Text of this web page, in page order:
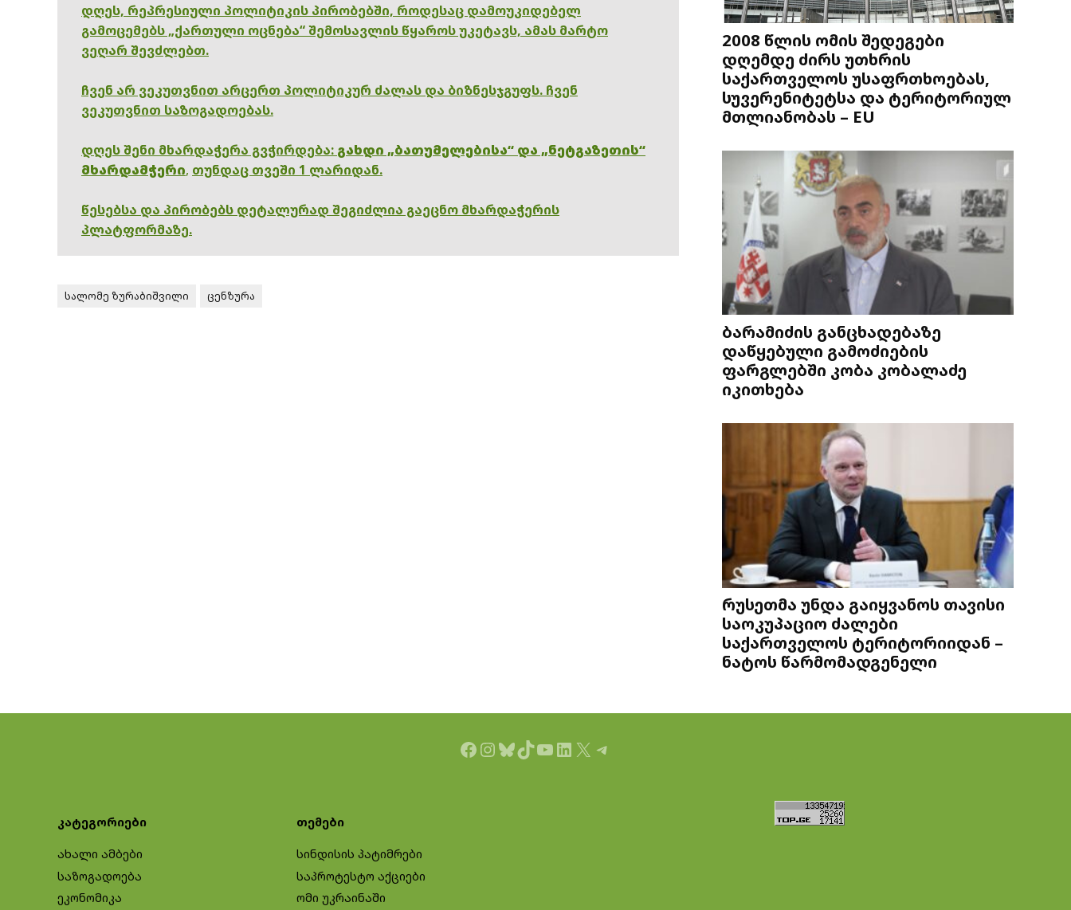
დღეს, რეპრესიული პოლიტიკის პირობებში, როდესაც დამოუკიდებელ
გამოცემებს „ქართული ოცნება“ შემოსავლის წყაროს უკეტავს, ამას მარტო
ვეღარ შევძლებთ.
ჩვენ არ ვეკუთვნით არცერთ პოლიტიკურ ძალას და ბიზნესჯგუფს. ჩვენ
ვეკუთვნით საზოგადოებას.
დღეს შენი მხარდაჭერა გვჭირდება: გახდი „ბათუმელებისა“ და „ნეტგაზეთის“
მხარდამჭერი, თუნდაც თვეში 1 ლარიდან.
წესებსა და პირობებს დეტალურად შეგიძლია გაეცნო მხარდაჭერის
პლატფორმაზე.
სალომე ზურაბიშვილი ცენზურა
2008 წლის ომის შედეგები
დღემდე ძირს უთხრის
საქართველოს უსაფრთხოებას,
სუვერენიტეტსა და ტერიტორიულ
მთლიანობას – EU
ბარამიძის განცხადებაზე
დაწყებული გამოძიების
ფარგლებში კობა კობალაძე
იკითხება
რუსეთმა უნდა გაიყვანოს თავისი
საოკუპაციო ძალები
საქართველოს ტერიტორიიდან –
ნატოს წარმომადგენელი
Facebook
Instagram
Bluesky
TikTok
YouTube
LinkedIn
X Telegram
კატეგორიები
ახალი ამბები
საზოგადოება
ეკონომიკა
თემები
სინდისის პატიმრები
საპროტესტო აქციები
ომი უკრაინაში